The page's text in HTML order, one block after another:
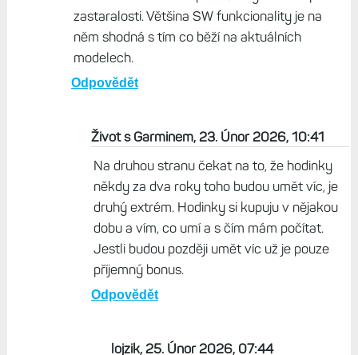
řešit staré UI...
Odpovědět
lojzik, 23. Únor 2026, 09:02
telefon a hodinky za dvacet litrů každé dva
pomaleji. btw u svýho telefonu který byl
uveden na trh téměř před 5 lety nemám pocit
zastaralosti. Většina SW funkcionality je na
něm shodná s tím co běží na aktuálních
modelech.
Odpovědět
Život s Garminem, 23. Únor 2026, 10:41